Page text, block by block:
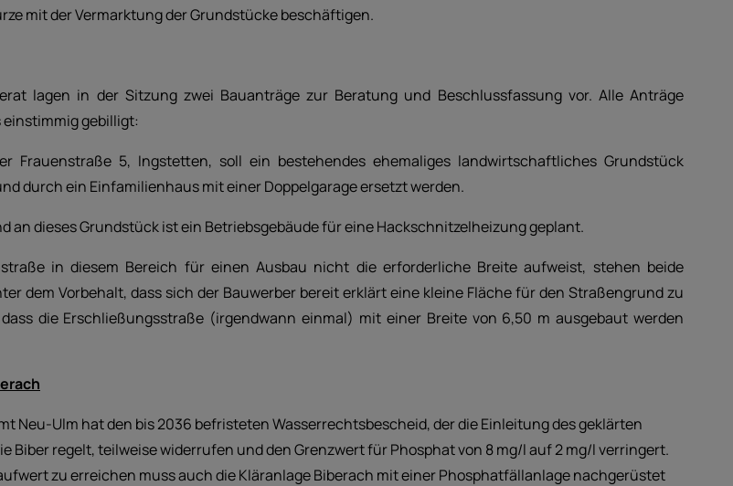
mit der Vermarktung der Grundstücke beschäftigen.
lagen in der Sitzung zwei Bauanträge zur Beratung und Beschlussfassung vor. Alle Anträge
gebilligt:
5, Ingstetten, soll ein bestehendes ehemaliges landwirtschaftliches Grundstück
durch ein Einfamilienhaus mit einer Doppelgarage ersetzt werden.
dieses Grundstück ist ein Betriebsgebäude für eine Hackschnitzelheizung geplant.
in diesem Bereich für einen Ausbau nicht die erforderliche Breite aufweist, stehen beide
dem Vorbehalt, dass sich der Bauwerber bereit erklärt eine kleine Fläche für den Straßengrund zu
die Erschließungsstraße (irgendwann einmal) mit einer Breite von 6,50 m ausgebaut werden
Neu-Ulm hat den bis 2036 befristeten Wasserrechtsbescheid, der die Einleitung des geklärten
Biber regelt, teilweise widerrufen und den Grenzwert für Phosphat von 8 mg/l auf 2 mg/l verringert.
zu erreichen muss auch die Kläranlage Biberach mit einer Phosphatfällanlage nachgerüstet